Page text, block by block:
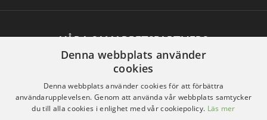
VÅRA SAMARBETSPARTNERS
Denna webbplats använder
cookies
Denna webbplats använder cookies för att förbättra
användarupplevelsen. Genom att använda vår webbplats samtycker
du till alla cookies i enlighet med vår cookiepolicy. Läs mer